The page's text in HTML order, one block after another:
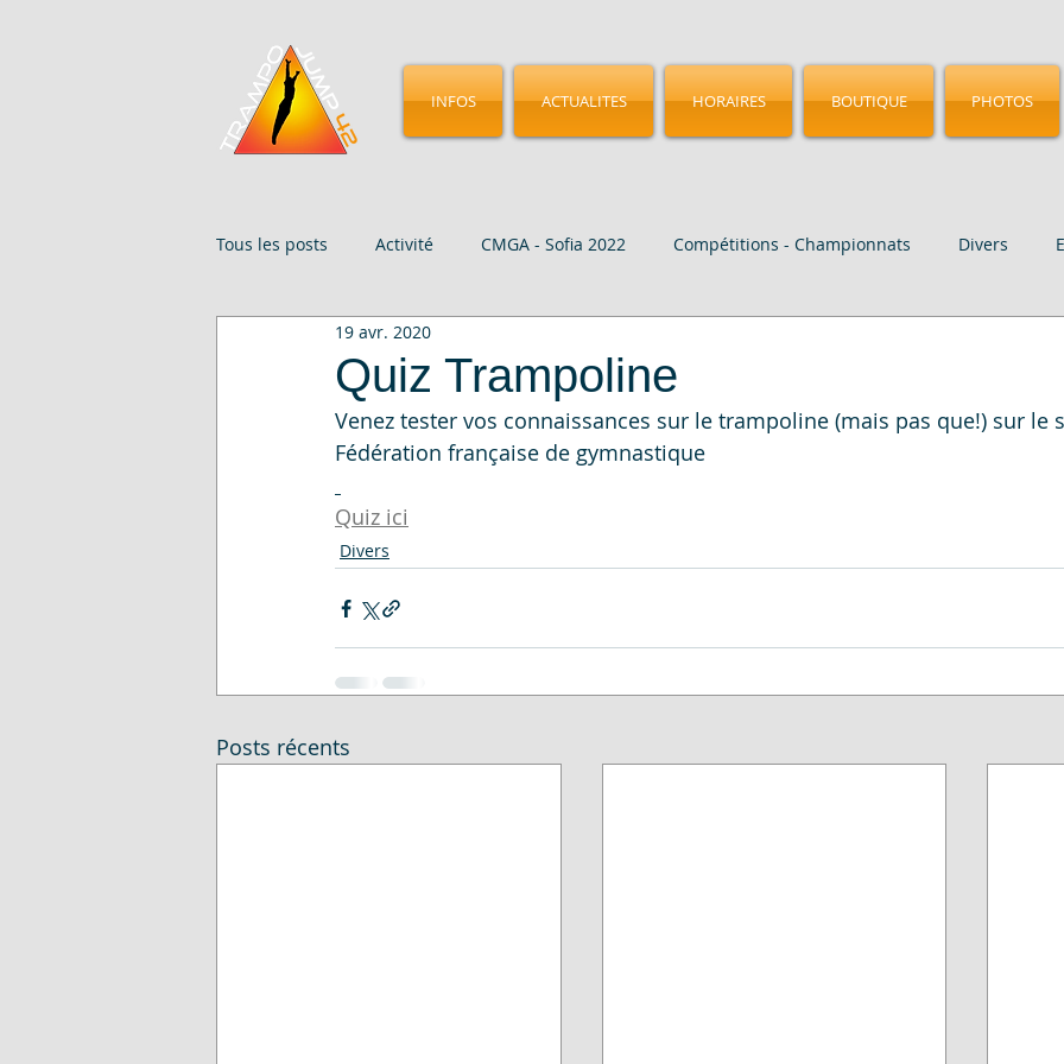
INFOS ACTUALITES HORAIRES BOUTIQUE PHOTOS
Tous les posts Activité CMGA - Sofia 2022 Compétitions - Championnats Divers
Évenements Presse
Quiz Trampoline
19 avr. 2020
Venez tester vos connaissances sur le trampoline (mais pas que!) sur le
Fédération française de gymnastique
Quiz ici
Divers
Posts récents